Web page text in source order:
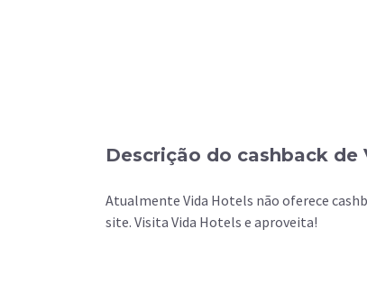
Descrição do cashback de
Atualmente Vida Hotels não oferece
site. Visita Vida Hotels e aproveita!